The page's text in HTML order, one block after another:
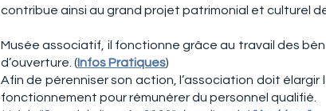
contribue ainsi au grand projet patrimonial et culturel
Musée associatif, il fonctionne grâce au travail des
d’ouverture. (Infos Pratiques)
Afin de pérenniser son action, l’association doit
fonctionnement pour rémunérer du personnel qualifié.